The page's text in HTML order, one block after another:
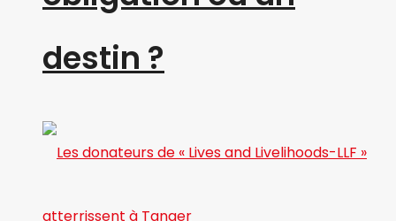
destin ?